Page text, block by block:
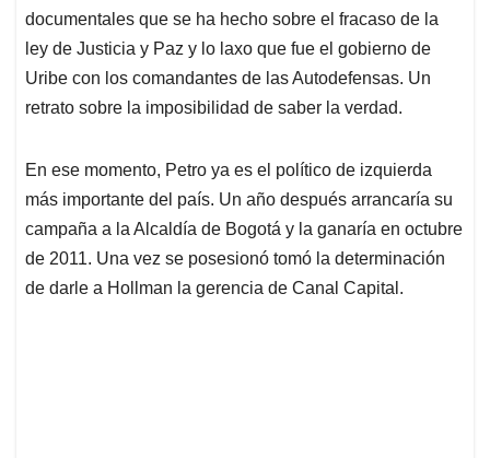
documentales que se ha hecho sobre el fracaso de la
ley de Justicia y Paz y lo laxo que fue el gobierno de
Uribe con los comandantes de las Autodefensas. Un
retrato sobre la imposibilidad de saber la verdad.
En ese momento, Petro ya es el político de izquierda
más importante del país. Un año después arrancaría su
campaña a la Alcaldía de Bogotá y la ganaría en octubre
de 2011. Una vez se posesionó tomó la determinación
de darle a Hollman la gerencia de Canal Capital.